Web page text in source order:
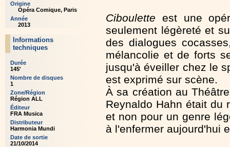
Origine
Opéra Comique, Paris
Année
2013
Informations
techniques
Durée
145'
Nombre de disques
1
Zone/Région
Région ALL
Éditeur
FRA Musica
Distributeur
Harmonia Mundi
Date de sortie
21/10/2014
Ciboulette est une
seulement légèreté et
des dialogues
mélancolie et de forts
jusqu'à éveiller chez le
est exprimé sur scène.
À sa création au
Reynaldo Hahn était du
et non pour un genre
à l'enfermer aujourd'hui